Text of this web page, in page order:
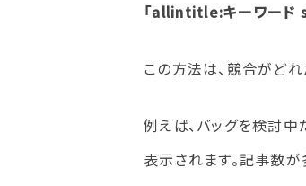
「allintitle:キーワード
この方法は、競合がど
例えば、バッグを検討
表示されます。記事数